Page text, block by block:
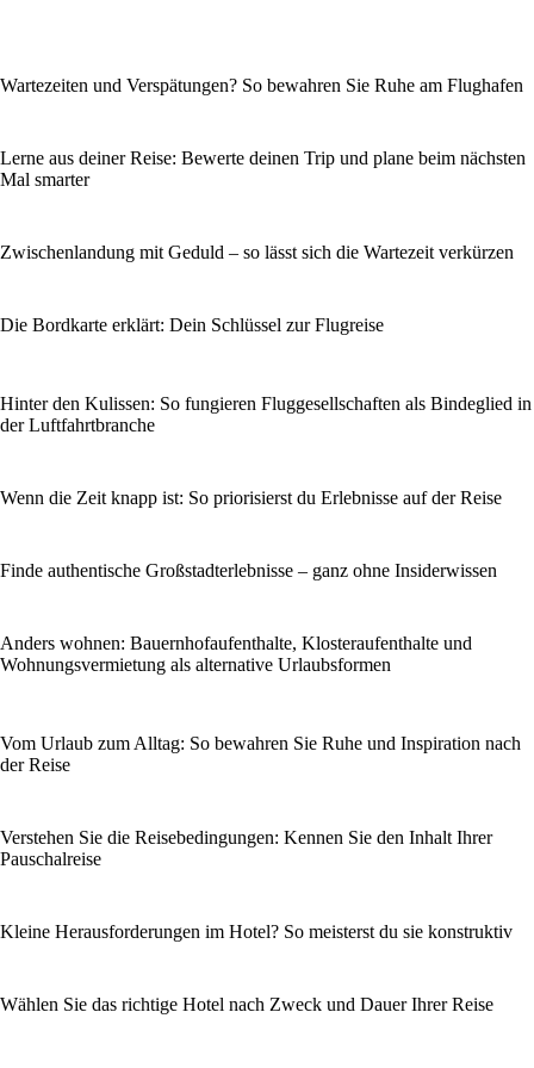
Wartezeiten und Verspätungen? So bewahren Sie Ruhe am Flughafen
Lerne aus deiner Reise: Bewerte deinen Trip und plane beim nächsten
Mal smarter
Zwischenlandung mit Geduld – so lässt sich die Wartezeit verkürzen
Die Bordkarte erklärt: Dein Schlüssel zur Flugreise
Hinter den Kulissen: So fungieren Fluggesellschaften als Bindeglied in
der Luftfahrtbranche
Wenn die Zeit knapp ist: So priorisierst du Erlebnisse auf der Reise
Finde authentische Großstadterlebnisse – ganz ohne Insiderwissen
Anders wohnen: Bauernhofaufenthalte, Klosteraufenthalte und
Wohnungsvermietung als alternative Urlaubsformen
Vom Urlaub zum Alltag: So bewahren Sie Ruhe und Inspiration nach
der Reise
Verstehen Sie die Reisebedingungen: Kennen Sie den Inhalt Ihrer
Pauschalreise
Kleine Herausforderungen im Hotel? So meisterst du sie konstruktiv
Wählen Sie das richtige Hotel nach Zweck und Dauer Ihrer Reise